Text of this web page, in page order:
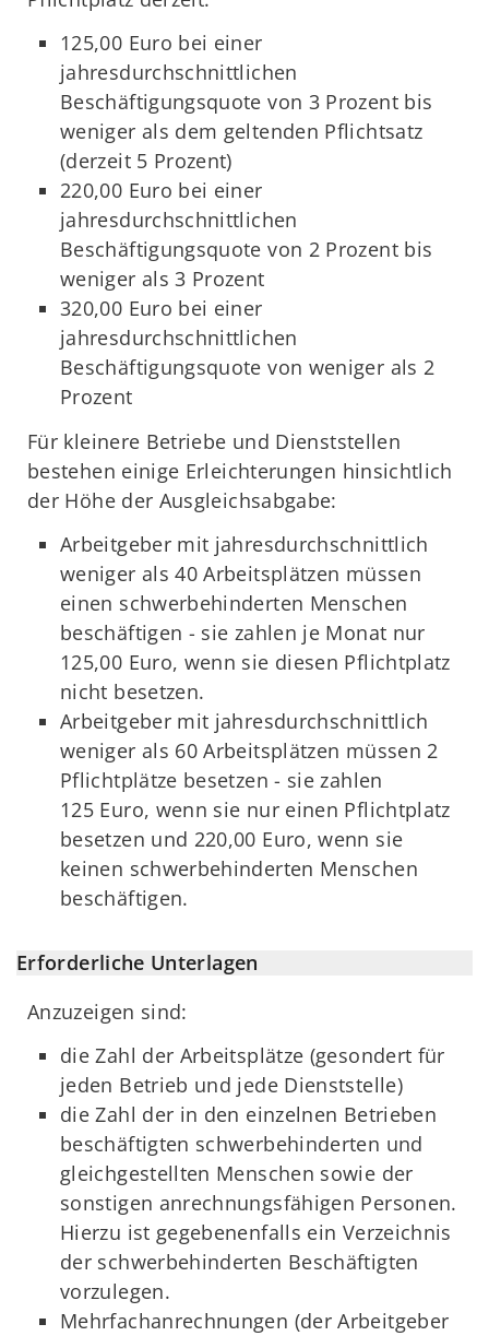
125,00 Euro bei einer
jahresdurchschnittlichen
Beschäftigungsquote von 3 Prozent bis
weniger als dem geltenden Pflichtsatz
(derzeit 5 Prozent)
220,00 Euro bei einer
jahresdurchschnittlichen
Beschäftigungsquote von 2 Prozent bis
weniger als 3 Prozent
320,00 Euro bei einer
jahresdurchschnittlichen
Beschäftigungsquote von weniger als 2
Prozent
Für kleinere Betriebe und Dienststellen
bestehen einige Erleichterungen hinsichtlich
der Höhe der Ausgleichsabgabe:
Arbeitgeber mit jahresdurchschnittlich
weniger als 40 Arbeitsplätzen müssen
einen schwerbehinderten Menschen
beschäftigen - sie zahlen je Monat nur
125,00 Euro, wenn sie diesen Pflichtplatz
nicht besetzen.
Arbeitgeber mit jahresdurchschnittlich
weniger als 60 Arbeitsplätzen müssen 2
Pflichtplätze besetzen - sie zahlen
125 Euro, wenn sie nur einen Pflichtplatz
besetzen und 220,00 Euro, wenn sie
keinen schwerbehinderten Menschen
beschäftigen.
Erforderliche Unterlagen
Anzuzeigen sind:
die Zahl der Arbeitsplätze (gesondert für
jeden Betrieb und jede Dienststelle)
die Zahl der in den einzelnen Betrieben
beschäftigten schwerbehinderten und
gleichgestellten Menschen sowie der
sonstigen anrechnungsfähigen Personen.
Hierzu ist gegebenenfalls ein Verzeichnis
der schwerbehinderten Beschäftigten
vorzulegen.
Mehrfachanrechnungen (der Arbeitgeber